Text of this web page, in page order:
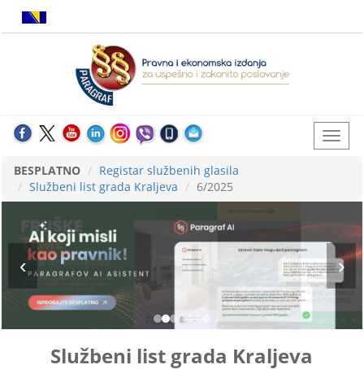
BESPLATNO
Registar službenih glasila
Službeni list grada Kraljeva
6/2025
Službeni list grada Kraljeva